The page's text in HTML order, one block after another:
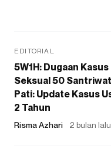
EDITORIAL
5W1H: Dugaan
Seksual 50
Pati: Update Kasus
2 Tahun
Risma Azhari 2 bulan lalu